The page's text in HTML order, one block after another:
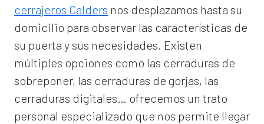
cerrajeros Calders nos desplazamos hasta su
domicilio para observar las características de
su puerta y sus necesidades. Existen
múltiples opciones como las cerraduras de
sobreponer, las cerraduras de gorjas, las
cerraduras digitales… ofrecemos un trato
personal especializado que nos permite llegar